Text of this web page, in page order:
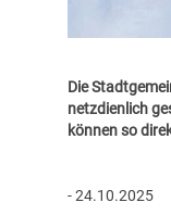
Die
netzdienlich
können so
- 24.10.2025